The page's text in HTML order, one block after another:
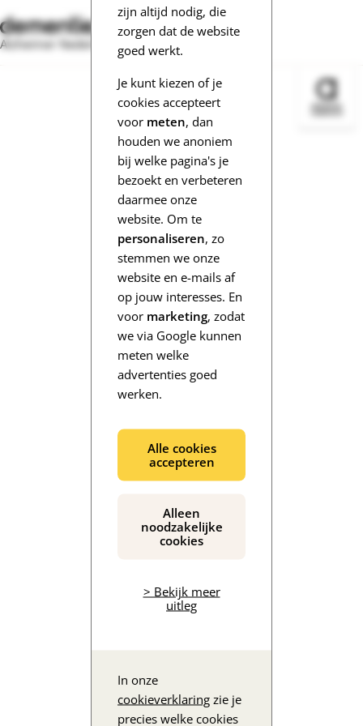
zijn altijd nodig, die
zorgen dat de website
goed werkt.
Je kunt kiezen of je
cookies accepteert
voor meten, dan
houden we anoniem
bij welke pagina's je
bezoekt en verbeteren
daarmee onze
website. Om te
personaliseren, zo
stemmen we onze
website en e-mails af
op jouw interesses. En
voor marketing, zodat
we via Google kunnen
meten welke
advertenties goed
werken.
Alle cookies
accepteren
Alleen
noodzakelijke
cookies
> Bekijk meer
uitleg
In onze
cookieverklaring zie je
precies welke cookies
Alzheimer Nederland
De inhoud wordt geladen...